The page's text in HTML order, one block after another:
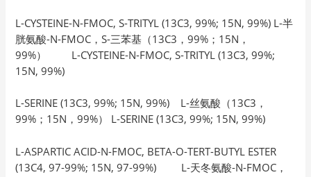
L-CYSTEINE-N-FMOC, S-TRITYL (13C3, 99%; 15N, 99%) L-半
胱氨酸-N-FMOC，S-三苯基（13C3，99%；15N，
99%） L-CYSTEINE-N-FMOC, S-TRITYL (13C3, 99%;
15N, 99%)
L-SERINE (13C3, 99%; 15N, 99%) L-丝氨酸（13C3，
99%；15N，99%） L-SERINE (13C3, 99%; 15N, 99%)
L-ASPARTIC ACID-N-FMOC, BETA-O-TERT-BUTYL ESTER
(13C4, 97-99%; 15N, 97-99%) L-天冬氨酸-N-FMOC，